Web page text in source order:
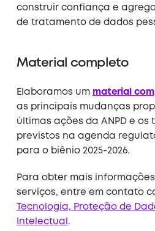
construir confiança e
de tratamento de dados
Material completo
Elaboramos um material
as principais mudanças
últimas ações da ANPD e os
previstos na agenda
para o biênio 2025-2026.
Para obter mais
serviços, entre em contato
Tecnologia, Proteção de
Intelectual .